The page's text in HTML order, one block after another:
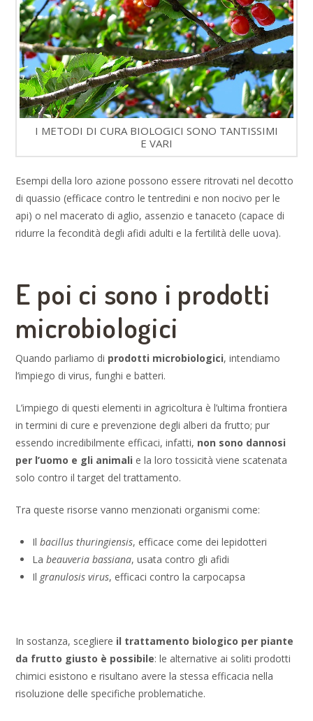
I METODI DI CURA BIOLOGICI SONO TANTISSIMI
E VARI
Esempi della loro azione possono essere ritrovati nel decotto
di quassio (efficace contro le tentredini e non nocivo per le
api) o nel macerato di aglio, assenzio e tanaceto (capace di
ridurre la fecondità degli afidi adulti e la fertilità delle uova).
E poi ci sono i prodotti
microbiologici
Quando parliamo di prodotti microbiologici, intendiamo
l’impiego di virus, funghi e batteri.
L’impiego di questi elementi in agricoltura è l’ultima frontiera
in termini di cure e prevenzione degli alberi da frutto; pur
essendo incredibilmente efficaci, infatti, non sono dannosi
per l’uomo e gli animali e la loro tossicità viene scatenata
solo contro il target del trattamento.
Tra queste risorse vanno menzionati organismi come:
Il bacillus thuringiensis, efficace come dei lepidotteri
La beauveria bassiana, usata contro gli afidi
Il granulosis virus, efficaci contro la carpocapsa
In sostanza, scegliere il trattamento biologico per piante
da frutto giusto è possibile: le alternative ai soliti prodotti
chimici esistono e risultano avere la stessa efficacia nella
risoluzione delle specifiche problematiche.